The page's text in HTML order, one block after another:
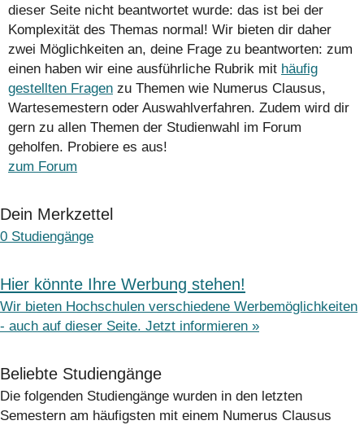
dieser Seite nicht beantwortet wurde: das ist bei der
Komplexität des Themas normal! Wir bieten dir daher
zwei Möglichkeiten an, deine Frage zu beantworten: zum
einen haben wir eine ausführliche Rubrik mit häufig
gestellten Fragen zu Themen wie Numerus Clausus,
Wartesemestern oder Auswahlverfahren. Zudem wird dir
gern zu allen Themen der Studienwahl im Forum
geholfen. Probiere es aus!
zum Forum
Dein Merkzettel
0 Studiengänge
Hier könnte Ihre Werbung stehen!
Wir bieten Hochschulen verschiedene Werbemöglichkeiten
- auch auf dieser Seite. Jetzt informieren »
Beliebte Studiengänge
Die folgenden Studiengänge wurden in den letzten
Semestern am häufigsten mit einem Numerus Clausus